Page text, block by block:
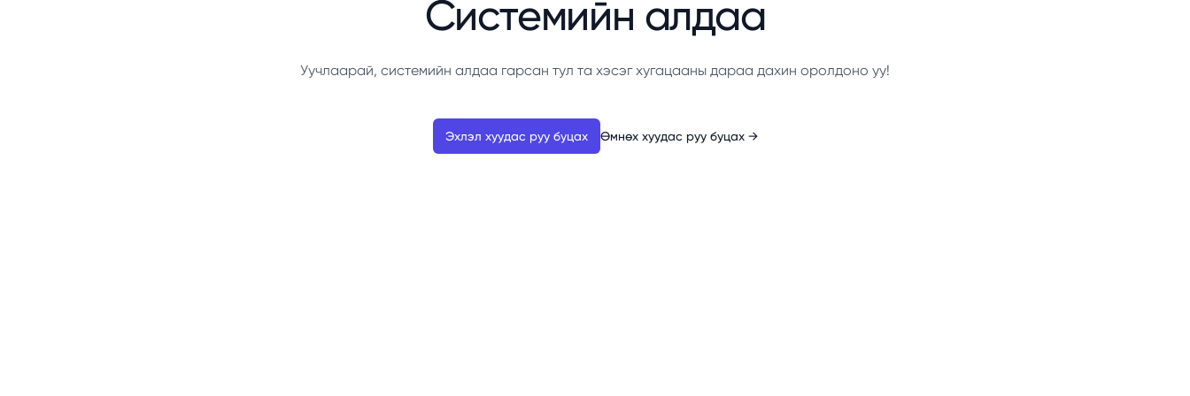
Системийн алдаа
Уучлаарай, системийн алдаа гарсан тул та хэсэг хугацааны дараа дахин оролдоно уу!
Эхлэл хуудас руу буцах Өмнөх хуудас руу буцах →